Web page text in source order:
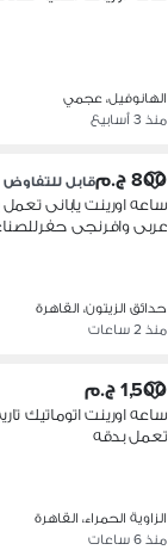
الهانوفيل، عجمي
منذ 3 أسابيع
800 ج.م قابل للتفاوض
ساعه اورينت يابانى تعمل
عربى وافرنجى
حدائق الزيتون، القاهرة
منذ 2 ساعات
1,500 ج.م
ساعه اورينت اتوماتيك
تعمل بدقه
الزاوية الحمراء، القاهرة
منذ 6 ساعات